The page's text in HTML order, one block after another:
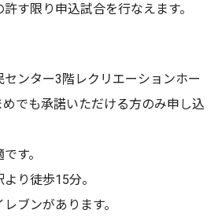
す限り申込試合を行なえます。
ンター3階レクリエーションホー
でも承諾いただける方のみ申し込
す。
り徒歩15分。
ブンがあります。